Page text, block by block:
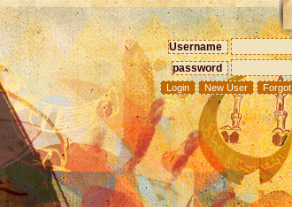
Username
password